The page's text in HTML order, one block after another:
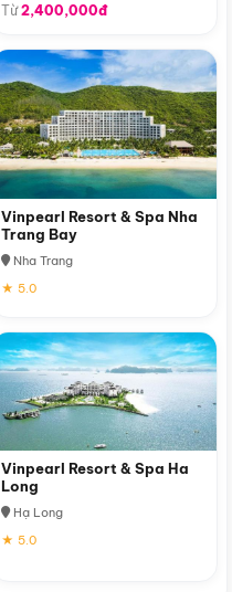
Từ2,400,000đ
Vinpearl Resort & Spa Nha
Trang Bay
Nha Trang
★ 5.0
Vinpearl Resort & Spa Ha
Long
Hạ Long
★ 5.0